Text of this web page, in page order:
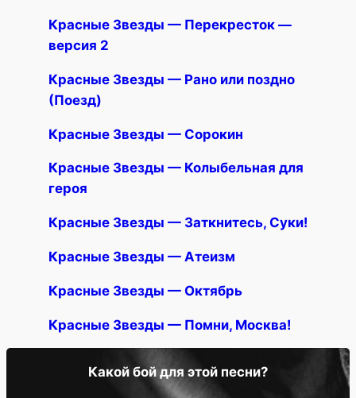
Красные Звезды — Перекресток —
версия 2
Красные Звезды — Рано или поздно
(Поезд)
Красные Звезды — Сорокин
Красные Звезды — Колыбельная для
героя
Красные Звезды — Заткнитесь, Суки!
Красные Звезды — Атеизм
Красные Звезды — Октябрь
Красные Звезды — Помни, Москва!
Какой бой для этой песни?